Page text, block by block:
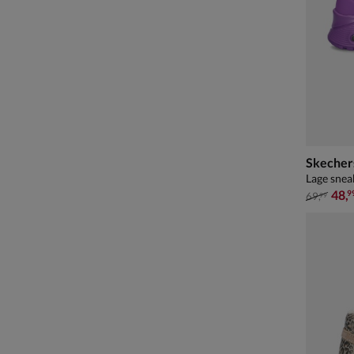
Lage
van €
69,99 48,